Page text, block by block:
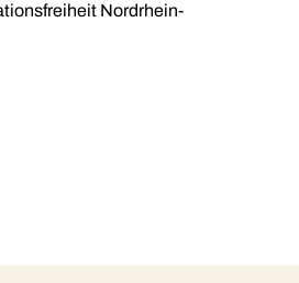
Nordrhein-